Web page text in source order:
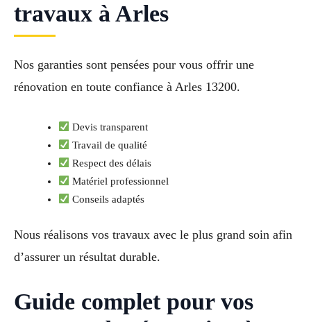
travaux à Arles
Nos garanties sont pensées pour vous offrir une
rénovation en toute confiance à Arles 13200.
Devis transparent
Travail de qualité
Respect des délais
Matériel professionnel
Conseils adaptés
Nous réalisons vos travaux avec le plus grand soin afin
d’assurer un résultat durable.
Guide complet pour vos